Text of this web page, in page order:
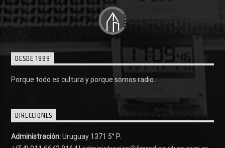
DESDE 1989
Porque todo es cultura y porque somos radio.
DIRECCIONES
Administración:Uruguay 1371 5° P.